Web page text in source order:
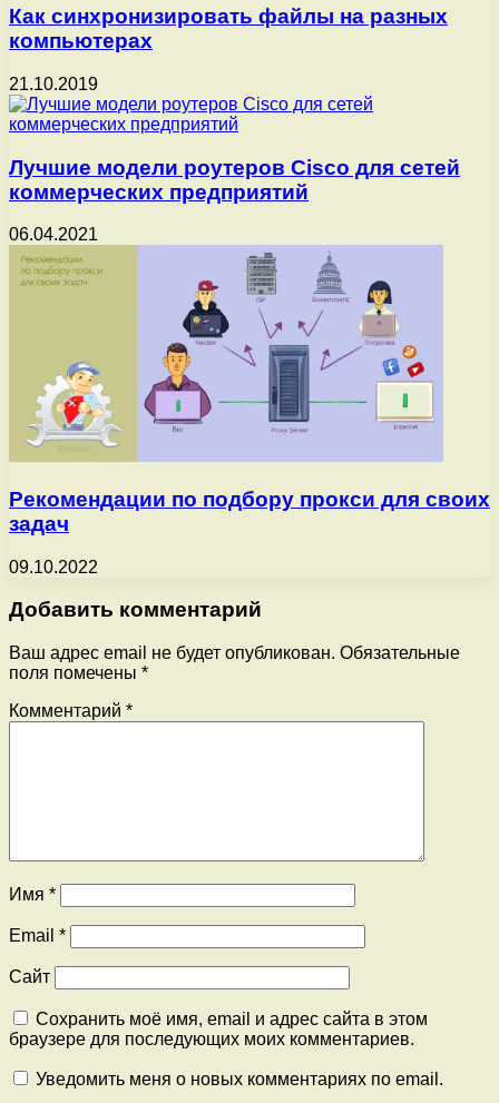
Как синхронизировать файлы на разных
компьютерах
21.10.2019
Лучшие модели роутеров Cisco для сетей
коммерческих предприятий
06.04.2021
Рекомендации по подбору прокси для своих
задач
09.10.2022
Добавить комментарий
Ваш адрес email не будет опубликован. Обязательные
поля помечены *
Комментарий *
Имя *
Email *
Сайт
Сохранить моё имя, email и адрес сайта в этом
браузере для последующих моих комментариев.
Уведомить меня о новых комментариях по email.